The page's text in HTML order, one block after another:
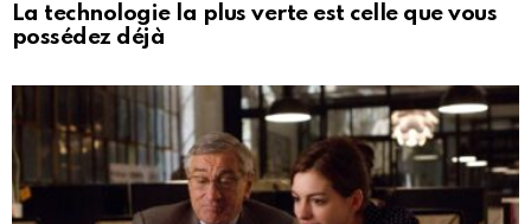
La technologie la plus verte est celle que vous
possédez déjà